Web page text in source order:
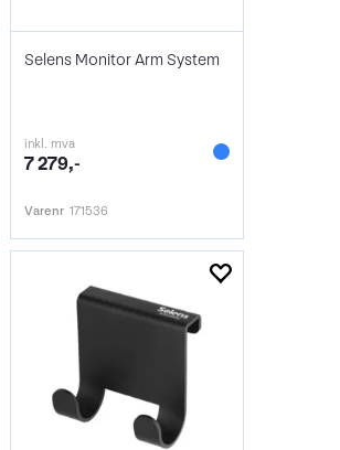
Selens Monitor Arm System
inkl. mva
7 279,-
Varenr 171536